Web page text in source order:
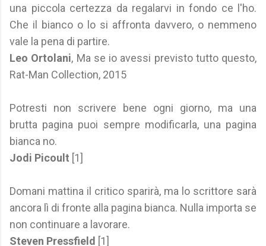
una piccola certezza da regalarvi in fondo ce l'ho.
Che il bianco o lo si affronta davvero, o nemmeno
vale la pena di partire.
Leo Ortolani, Ma se io avessi previsto tutto questo,
Rat-Man Collection, 2015
Potresti non scrivere bene ogni giorno, ma una
brutta pagina puoi sempre modificarla, una pagina
bianca no.
Jodi Picoult [1]
Domani mattina il critico sparirà, ma lo scrittore sarà
ancora lì di fronte alla pagina bianca. Nulla importa se
non continuare a lavorare.
Steven Pressfield [1]